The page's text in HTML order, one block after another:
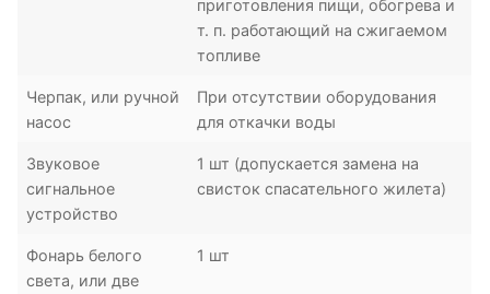
приготовления пищи, обогрева и
т. п. работающий на сжигаемом
топливе
Черпак, или ручной
насос
При отсутствии оборудования
для откачки воды
Звуковое
сигнальное
устройство
1 шт (допускается замена на
свисток спасательного жилета)
Фонарь белого
света, или две
1 шт